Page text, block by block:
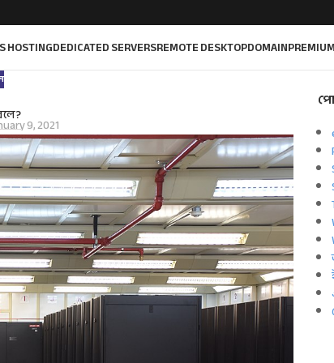
HOSTINGDEDICATED SERVERSREMOTE DESKTOPDOMAIN
9, 2021